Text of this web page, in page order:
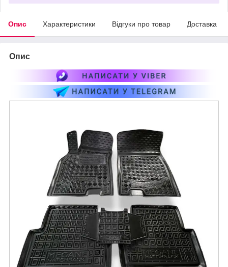
Опис Характеристики Відгуки про товар Доставка
Опис